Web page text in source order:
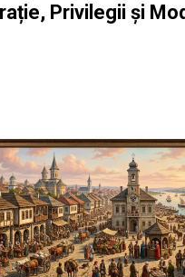
Privilegii și